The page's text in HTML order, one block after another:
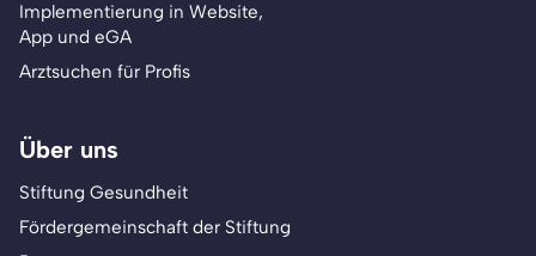
Implementierung in Website,
App und eGA
Arztsuchen für Profis
Über uns
Stiftung Gesundheit
Fördergemeinschaft der Stiftung